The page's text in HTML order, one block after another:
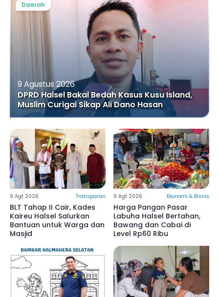
9 Agustus 2026
DPRD Halsel Bakal Bedah Kasus Kusu Island,
Muslim Curigai Sikap Ali Dano Hasan
Daerah
9 Agt 2026 Transparan
BLT Tahap II Cair, Kades
Kaireu Halsel Salurkan
Bantuan untuk Warga dan
Masjid
9 Agt 2026 Ekonomi & Bisnis
Harga Pangan Pasar
Labuha Halsel Bertahan,
Bawang dan Cabai di
Level Rp60 Ribu